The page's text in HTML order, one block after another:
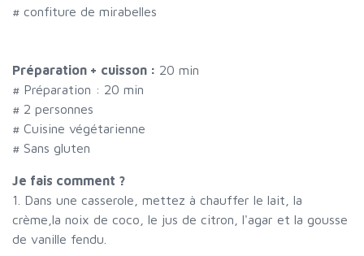
# confiture de mirabelles
Préparation + cuisson : 20 min
# Préparation : 20 min
# 2 personnes
# Cuisine végétarienne
# Sans gluten
Je fais comment ?
1. Dans une casserole, mettez à chauffer le lait, la
crème,la noix de coco, le jus de citron, l'agar et la gousse
de vanille fendu.